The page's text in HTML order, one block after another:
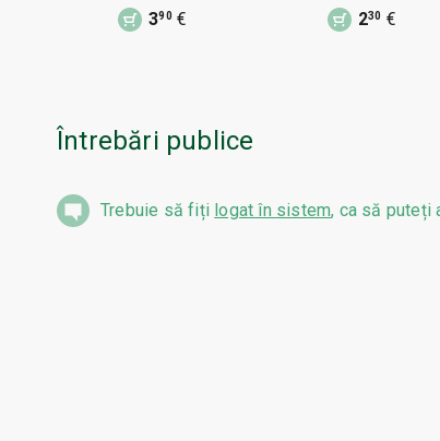
390€
230 €
Întrebări publice
Trebuie să fiți logat în sistem, ca să puteți